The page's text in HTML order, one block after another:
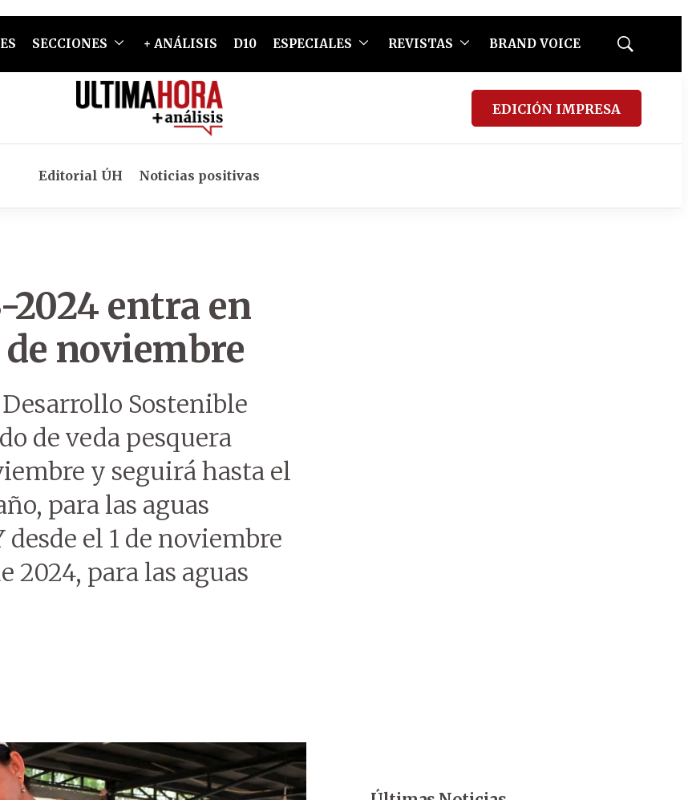
SECCIONES + ANÁLISIS D10 ESPECIALES REVISTAS BRAND VOICE
Mostrar
EDICIÓN IMPRESA
Editorial ÚH Noticias positivas
2024 entra en
noviembre
Sostenible
de veda pesquera
y seguirá hasta el
para las aguas
el 1 de noviembre
2024, para las aguas